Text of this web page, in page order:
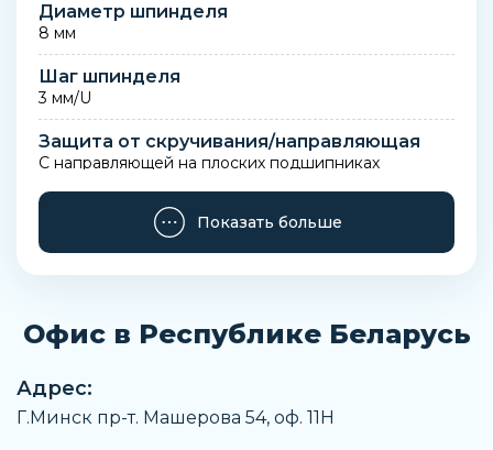
Диаметр шпинделя
8 мм
Шаг шпинделя
3 мм/U
Защита от скручивания/направляющая
С направляющей на плоских подшипниках
Тип мотора
Шаговый мотор. Сервомотор
Энергия удара в крайних положениях
Класс защиты
Максимальная скорость
0,188 м/с
Показать больше
Офис в Республике Беларусь
Адрес:
Г.Минск пр-т. Машерова 54, оф. 11H